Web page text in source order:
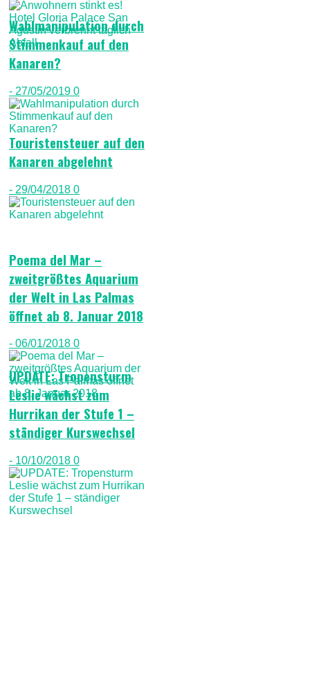
Wahlmanipulation durch
Stimmenkauf auf den
Kanaren?
- 27/05/2019 0
Touristensteuer auf den
Kanaren abgelehnt
- 29/04/2018 0
Poema del Mar –
zweitgrößtes Aquarium
der Welt in Las Palmas
öffnet ab 8. Januar 2018
- 06/01/2018 0
UPDATE: Tropensturm
Leslie wächst zum
Hurrikan der Stufe 1 –
ständiger Kurswechsel
- 10/10/2018 0